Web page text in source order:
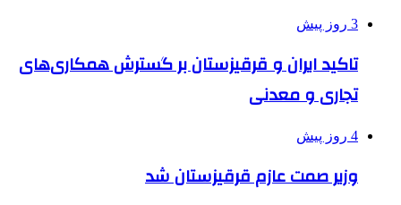
3 روز پیش
تاکید ایران و قرقیزستان بر گسترش همکاری‌های
تجاری و معدنی
4 روز پیش
وزیر صمت عازم قرقیزستان شد